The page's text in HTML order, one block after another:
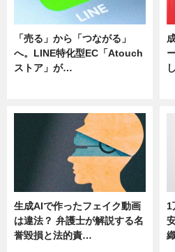
「売る」から「つながる」
へ。LINE特化型EC「Atouch
ストア」が…
生成AIで作ったフェイク動画
は違法？ 弁護士が解説する名
誉毀損と法的責…
1